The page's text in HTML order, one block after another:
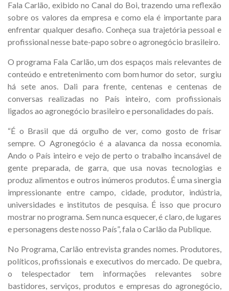
Fala Carlão, exibido no Canal do Boi, trazendo uma reflexão
sobre os valores da empresa e como ela é importante para
enfrentar qualquer desafio.Conheça sua trajetória pessoal e
profissional nesse bate-papo sobre o agronegócio brasileiro.
O programa Fala Carlão, um dos espaços mais relevantes de
conteúdo e entretenimento com bom humor do setor, surgiu
há sete anos. Dali para frente, centenas e centenas de
conversas realizadas no País inteiro, com profissionais
ligados ao agronegócio brasileiro e personalidades do país.
“É o Brasil que dá orgulho de ver, como gosto de frisar
sempre. O Agronegócio é a alavanca da nossa economia.
Ando o País inteiro e vejo de perto o trabalho incansável de
gente preparada, de garra, que usa novas tecnologias e
produz alimentos e outros inúmeros produtos. É uma sinergia
impressionante entre campo, cidade, produtor, indústria,
universidades e institutos de pesquisa. É isso que procuro
mostrar no programa. Sem nunca esquecer, é claro, de lugares
e personagens deste nosso País”, fala o Carlão da Publique.
No Programa, Carlão entrevista grandes nomes. Produtores,
políticos, profissionais e executivos do mercado. De quebra,
o telespectador tem informações relevantes sobre
bastidores, serviços, produtos e empresas do agronegócio,